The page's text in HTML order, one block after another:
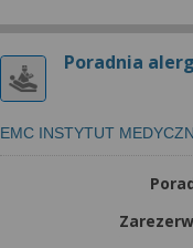
Poradnia
EMC INSTYTUT